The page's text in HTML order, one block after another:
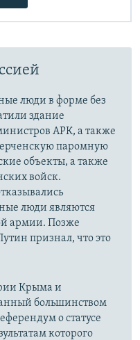
люди в форме без
здание
АРК, а также
паромную
объекты, а также
войск.
люди являются
армии. Позже
признал, что это
Крыма и
большинством
о статусе
которого